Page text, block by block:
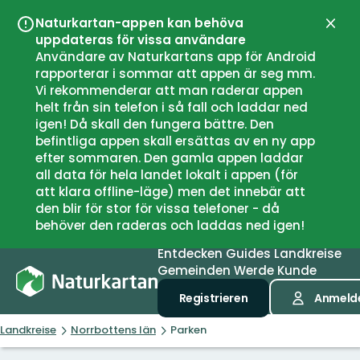
Naturkartan-appen kan behöva
uppdateras för vissa användare
Användare av Naturkartans app för Android
rapporterar i sommar att appen är seg mm.
Vi rekommenderar att man raderar appen
helt från sin telefon i så fall och laddar ned
igen! Då skall den fungera bättre. Den
befintliga appen skall ersättas av en ny app
efter sommaren. Den gamla appen laddar
all data för hela landet lokalt i appen (för
att klara offline-läge) men det innebär att
den blir för stor för vissa telefoner - då
behöver den raderas och laddas ned igen!
EntdeckenGuidesLandkreise
Gemeinden Werde Kunde
Registrieren
Landkreise Norrbottens län Parken